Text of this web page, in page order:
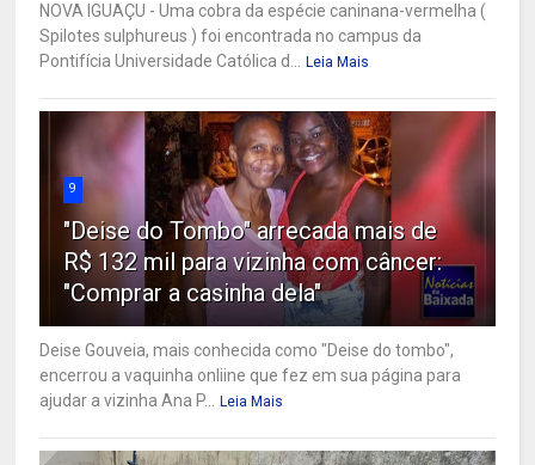
NOVA IGUAÇU - Uma cobra da espécie caninana-vermelha (
Spilotes sulphureus ) foi encontrada no campus da
Pontifícia Universidade Católica d... Leia Mais
9
"Deise do Tombo" arrecada mais de
R$ 132 mil para vizinha com câncer:
"Comprar a casinha dela"
Deise Gouveia, mais conhecida como "Deise do tombo",
encerrou a vaquinha onliine que fez em sua página para
ajudar a vizinha Ana P... Leia Mais